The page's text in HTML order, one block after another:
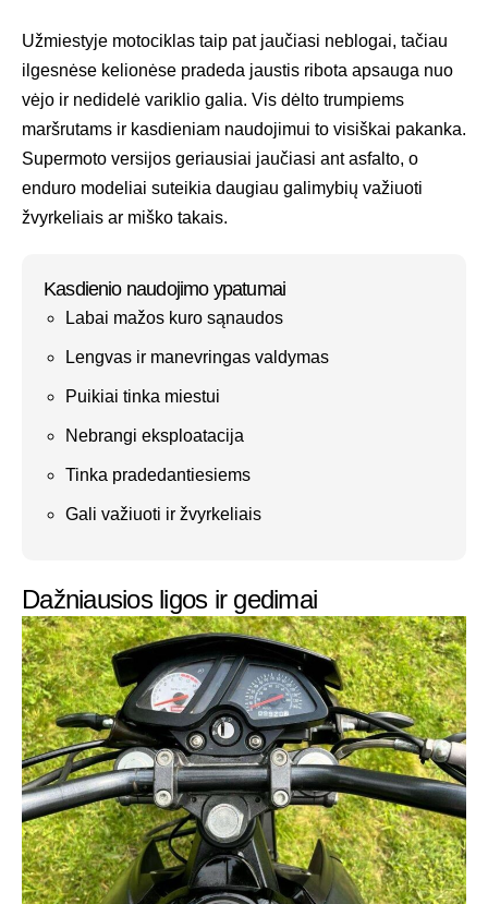
Užmiestyje motociklas taip pat jaučiasi neblogai, tačiau
ilgesnėse kelionėse pradeda jaustis ribota apsauga nuo
vėjo ir nedidelė variklio galia. Vis dėlto trumpiems
maršrutams ir kasdieniam naudojimui to visiškai pakanka.
Supermoto versijos geriausiai jaučiasi ant asfalto, o
enduro modeliai suteikia daugiau galimybių važiuoti
žvyrkeliais ar miško takais.
Kasdienio naudojimo ypatumai
Labai mažos kuro sąnaudos
Lengvas ir manevringas valdymas
Puikiai tinka miestui
Nebrangi eksploatacija
Tinka pradedantiesiems
Gali važiuoti ir žvyrkeliais
Dažniausios ligos ir gedimai